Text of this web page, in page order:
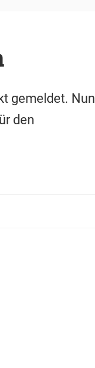
gemeldet. Nun
den